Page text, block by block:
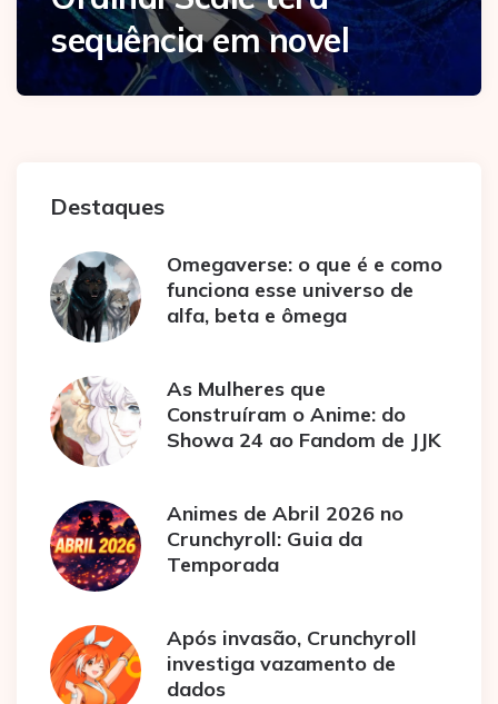
sequência em novel
Destaques
Omegaverse: o que é e como
funciona esse universo de
alfa, beta e ômega
As Mulheres que
Construíram o Anime: do
Showa 24 ao Fandom de JJK
Animes de Abril 2026 no
Crunchyroll: Guia da
Temporada
Após invasão, Crunchyroll
investiga vazamento de
dados